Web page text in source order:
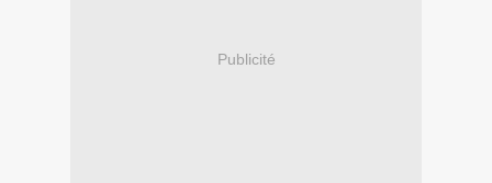
Publicité